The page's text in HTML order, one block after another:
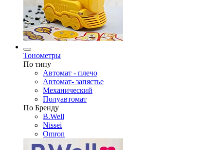
Тонометры
По типу
Автомат - плечо
Автомат- запястье
Механический
Полуавтомат
По Бренду
B.Well
Nissei
Omron